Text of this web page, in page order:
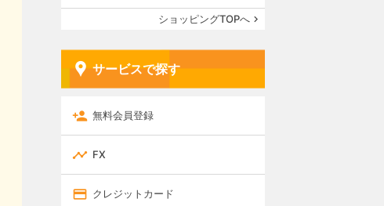
ショッピングTOPへ
サービスで探す
無料会員登録
FX
クレジットカード